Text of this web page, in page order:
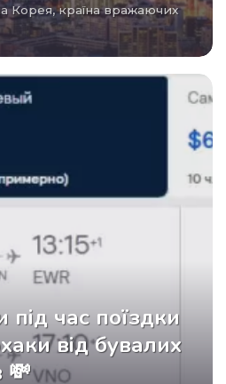
Корея, країна вражаючих
час поїздки
від бувалих
💸